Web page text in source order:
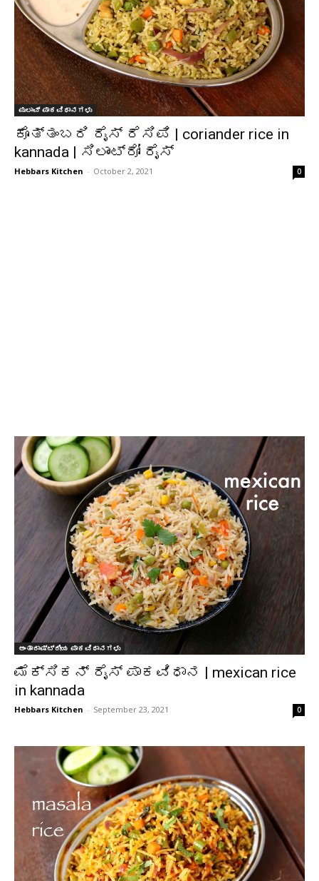
ಪುಲಾವ್ ಪಾಕವಿಧಾನಗಳು
ಕೊತ್ತಂಬರಿ ರೈಸ್ ರೆಸಿಪಿ | coriander rice in
kannada | ಸಿಲಾಂಟ್ರೋ ರೈಸ್
Hebbars Kitchen - October 2, 2021 0
ಅಂತಾರಾಷ್ಟ್ರೀಯ ಪಾಕವಿಧಾನಗಳು
ಮೆಕ್ಸಿಕನ್ ರೈಸ್ ಪಾಕವಿಧಾನ | mexican rice
in kannada
Hebbars Kitchen - September 23, 2021 0